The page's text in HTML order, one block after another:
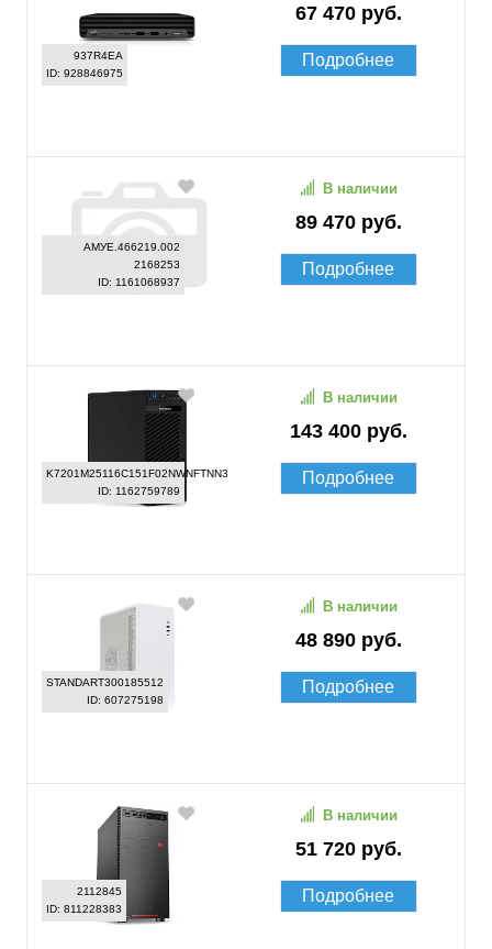
937R4EA
ID: 928846975
67 470 руб.
Подробнее
АМУЕ.466219.002
2168253
ID: 1161068937
89 470 руб.
В наличии
Подробнее
K7201M25116C151F02NWNFTNN3
ID: 1162759789
143 400 руб.
В наличии
Подробнее
STANDART300185512
ID: 607275198
48 890 руб.
В наличии
Подробнее
2112845
ID: 811228383
51 720 руб.
В наличии
Подробнее